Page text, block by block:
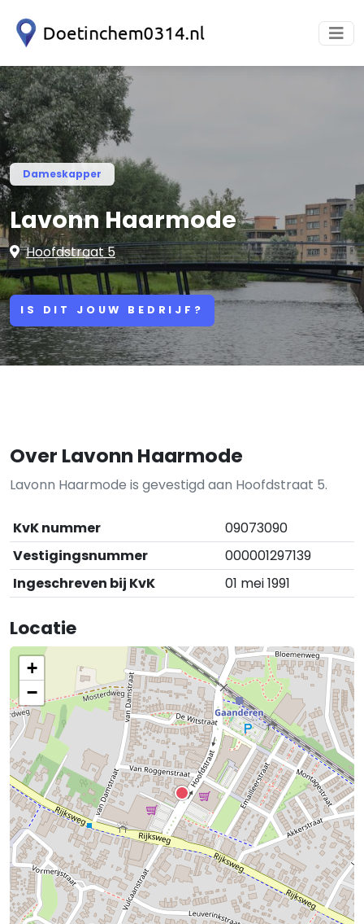
Dameskapper
Lavonn Haarmode
Hoofdstraat 5
IS DIT JOUW BEDRIJF?
Over Lavonn Haarmode
Lavonn Haarmode is gevestigd aan Hoofdstraat 5.
KvK nummer
09073090
Vestigingsnummer
000001297139
Ingeschreven bij KvK
01 mei 1991
Locatie
+
−